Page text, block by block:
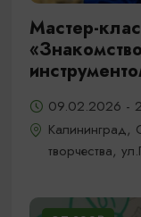
Мастер-
09.02.2026 -
Калининград,
творчества,